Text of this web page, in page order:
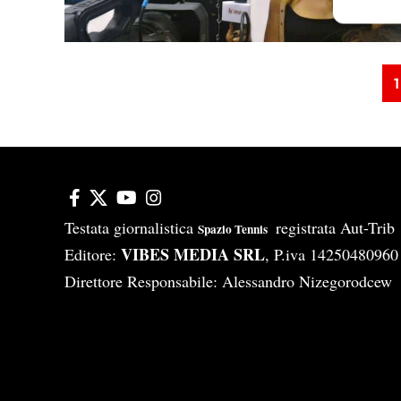
scelte
1
Testata giornalistica Spazio Tennis registrata Aut-
Editore: VIBES MEDIA SRL, P.iva 14250480960
Direttore Responsabile: Alessandro Nizegorodcew